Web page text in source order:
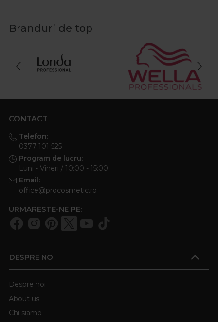
Branduri de top
CONTACT
Telefon:
0377 101 525
Program de lucru:
Luni - Vineri / 10:00 - 15:00
Email:
office@procosmetic.ro
URMARESTE-NE PE:
DESPRE NOI
Despre noi
About us
Chi siamo